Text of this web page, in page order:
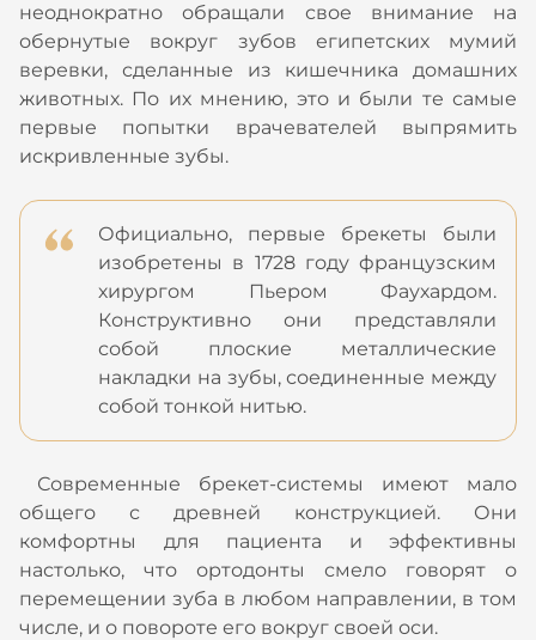
неоднократно обращали свое внимание на
обернутые вокруг зубов египетских мумий
веревки, сделанные из кишечника домашних
животных. По их мнению, это и были те самые
первые попытки врачевателей выпрямить
искривленные зубы.
Официально, первые брекеты были
изобретены в 1728 году французским
хирургом Пьером Фаухардом.
Конструктивно они представляли
собой плоские металлические
накладки на зубы, соединенные между
собой тонкой нитью.
Современные брекет-системы имеют мало
общего с древней конструкцией. Они
комфортны для пациента и эффективны
настолько, что ортодонты смело говорят о
перемещении зуба в любом направлении, в том
числе, и о повороте его вокруг своей оси.